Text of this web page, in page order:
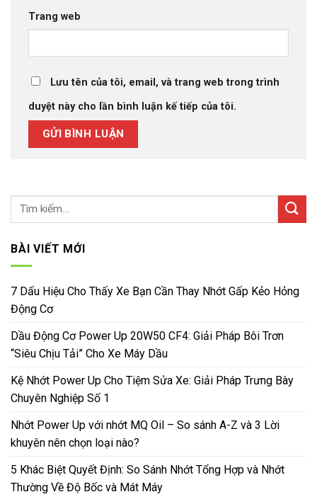
Trang web
Lưu tên của tôi, email, và trang web trong trình
duyệt này cho lần bình luận kế tiếp của tôi.
BÀI VIẾT MỚI
7 Dấu Hiệu Cho Thấy Xe Bạn Cần Thay Nhớt Gấp Kẻo Hỏng
Động Cơ
Dầu Động Cơ Power Up 20W50 CF4: Giải Pháp Bôi Trơn
“Siêu Chịu Tải” Cho Xe Máy Dầu
Kệ Nhớt Power Up Cho Tiệm Sửa Xe: Giải Pháp Trưng Bày
Chuyên Nghiệp Số 1
Nhớt Power Up với nhớt MQ Oil – So sánh A-Z và 3 Lời
khuyên nên chọn loại nào?
5 Khác Biệt Quyết Định: So Sánh Nhớt Tổng Hợp và Nhớt
Thường Về Độ Bốc và Mát Máy